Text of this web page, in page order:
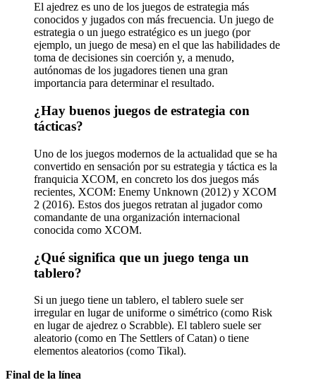
El ajedrez es uno de los juegos de estrategia más
conocidos y jugados con más frecuencia. Un juego de
estrategia o un juego estratégico es un juego (por
ejemplo, un juego de mesa) en el que las habilidades de
toma de decisiones sin coerción y, a menudo,
autónomas de los jugadores tienen una gran
importancia para determinar el resultado.
¿Hay buenos juegos de estrategia con
tácticas?
Uno de los juegos modernos de la actualidad que se ha
convertido en sensación por su estrategia y táctica es la
franquicia XCOM, en concreto los dos juegos más
recientes, XCOM: Enemy Unknown (2012) y XCOM
2 (2016). Estos dos juegos retratan al jugador como
comandante de una organización internacional
conocida como XCOM.
¿Qué significa que un juego tenga un
tablero?
Si un juego tiene un tablero, el tablero suele ser
irregular en lugar de uniforme o simétrico (como Risk
en lugar de ajedrez o Scrabble). El tablero suele ser
aleatorio (como en The Settlers of Catan) o tiene
elementos aleatorios (como Tikal).
Final de la línea